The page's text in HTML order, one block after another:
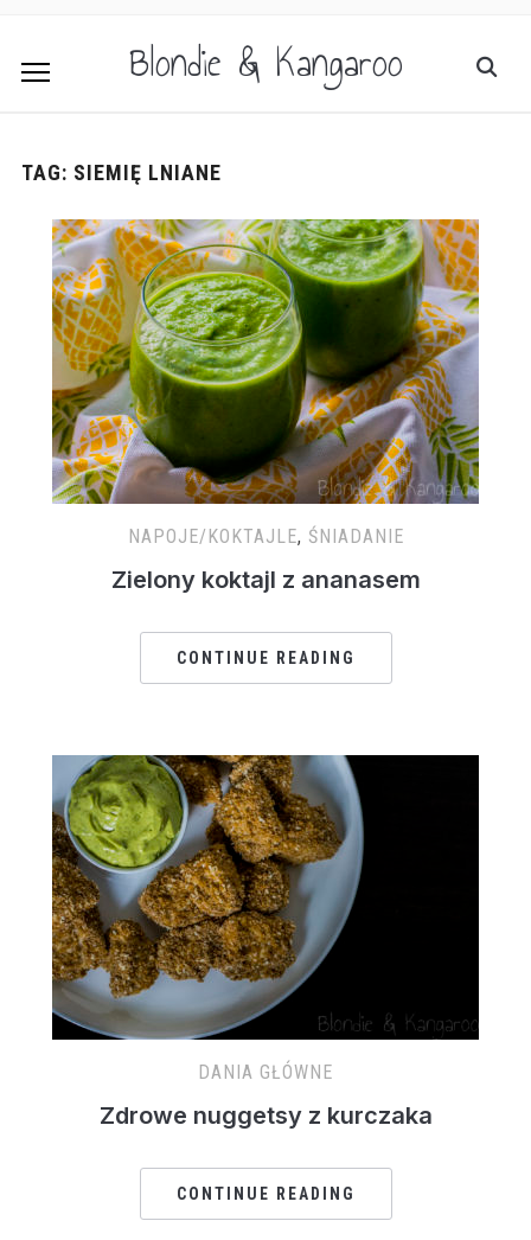
Blondie & Kangaroo
TAG: SIEMIĘ LNIANE
NAPOJE/KOKTAJLE, ŚNIADANIE
Zielony koktajl z ananasem
CONTINUE READING
DANIA GŁÓWNE
Zdrowe nuggetsy z kurczaka
CONTINUE READING